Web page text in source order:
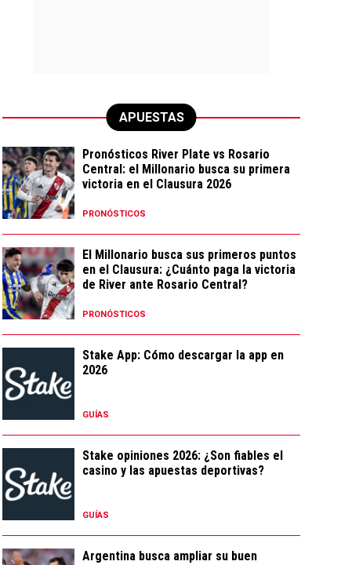
APUESTAS
Pronósticos River Plate vs Rosario
Central: el Millonario busca su primera
victoria en el Clausura 2026
PRONÓSTICOS
El Millonario busca sus primeros puntos
en el Clausura: ¿Cuánto paga la victoria
de River ante Rosario Central?
PRONÓSTICOS
Stake App: Cómo descargar la app en
2026
GUÍAS
Stake opiniones 2026: ¿Son fiables el
casino y las apuestas deportivas?
GUÍAS
Argentina busca ampliar su buen